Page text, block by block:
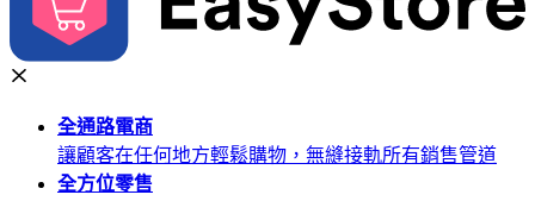
全通路電商
讓顧客在任何地方輕鬆購物，無縫接軌所有銷售管道
全方位零售